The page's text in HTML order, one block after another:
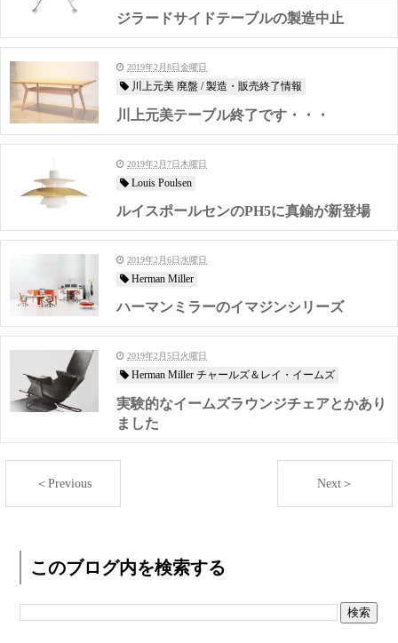
ジラードサイドテーブルの製造中止
2019年2月8日金曜日
川上元美 廃盤 / 製造・販売終了情報
川上元美テーブル終了です・・・
2019年2月7日木曜日
Louis Poulsen
ルイスポールセンのPH5に真鍮が新登場
2019年2月6日水曜日
Herman Miller
ハーマンミラーのイマジンシリーズ
2019年2月5日火曜日
Herman Miller チャールズ＆レイ・イームズ
実験的なイームズラウンジチェアとかあり
ました
＜Previous Next＞
このブログ内を検索する